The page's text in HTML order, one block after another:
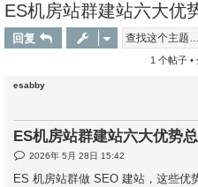
ES机房站群建站六大优
回复
1 个帖子 •
esabby
ES机房站群建站六大优势
帖
2026年 5月 28日 15:42
ES 机房站群做 SEO 建站，这些优